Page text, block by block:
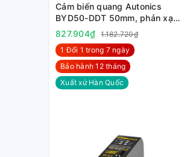
Cảm biến quang Autonics
BYD50-DDT 50mm, phản xạ
hội tụ, 12-24VDC
827.904₫
1.182.720₫
1 Đổi 1 trong 7 ngày
Bảo hành 12 tháng
Xuất xứ Hàn Quốc